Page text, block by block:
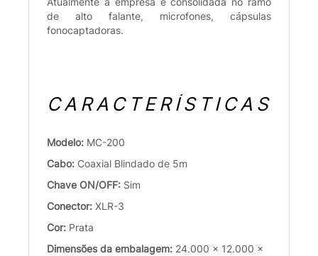
de alto falante, microfones, cápsulas
fonocaptadoras.
CARACTERÍSTICAS
Modelo: MC-200
Cabo: Coaxial Blindado de 5m
Chave ON/OFF: Sim
Conector: XLR-3
Cor: Prata
Dimensões da embalagem: 24.000 x 12.000 x